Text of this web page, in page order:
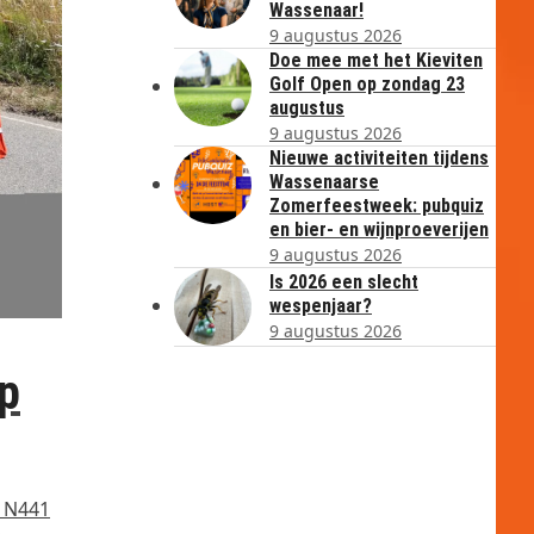
Wassenaar!
9 augustus 2026
Doe mee met het Kieviten
Golf Open op zondag 23
augustus
9 augustus 2026
Nieuwe activiteiten tijdens
Wassenaarse
Zomerfeestweek: pubquiz
en bier- en wijnproeverijen
9 augustus 2026
Is 2026 een slecht
wespenjaar?
9 augustus 2026